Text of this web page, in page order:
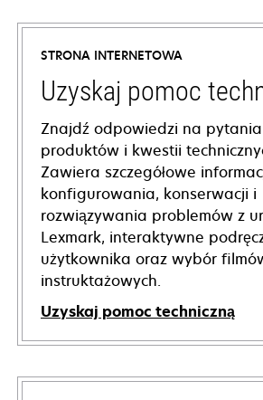
STRONA INTERNETOWA
Uzyskaj pomoc
Znajdź odpowiedzi na
produktów i kwestii
Zawiera szczegółowe
konfigurowania, konserwacji i
rozwiązywania problemów z
Lexmark, interaktywne
użytkownika oraz wybór
instruktażowych.
Uzyskaj pomoc techniczną
opens
in